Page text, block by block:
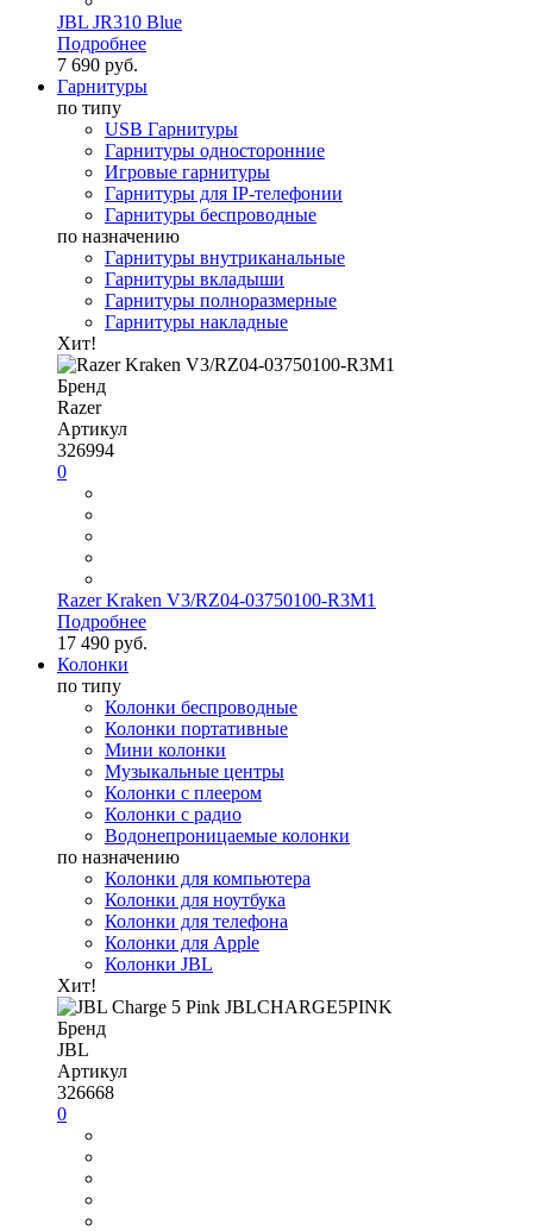
JBL JR310 Blue
Подробнее
7 690 руб.
Гарнитуры
по типу
USB Гарнитуры
Гарнитуры односторонние
Игровые гарнитуры
Гарнитуры для IP-телефонии
Гарнитуры беспроводные
по назначению
Гарнитуры внутриканальные
Гарнитуры вкладыши
Гарнитуры полноразмерные
Гарнитуры накладные
Хит!
Бренд
Razer
Артикул
326994
0
Razer Kraken V3/RZ04-03750100-R3M1
Подробнее
17 490 руб.
Колонки
по типу
Колонки беспроводные
Колонки портативные
Мини колонки
Музыкальные центры
Колонки с плеером
Колонки с радио
Водонепроницаемые колонки
по назначению
Колонки для компьютера
Колонки для ноутбука
Колонки для телефона
Колонки для Apple
Колонки JBL
Хит!
Бренд
JBL
Артикул
326668
0